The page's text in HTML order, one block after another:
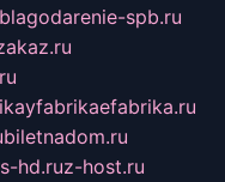
blagodarenie-spb.ru
biletnadom.ru
hd.ruz-host.ru